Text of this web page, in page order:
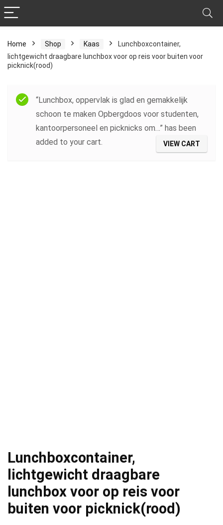
Home Shop Kaas
Lunchboxcontainer,
lichtgewicht draagbare lunchbox voor op reis voor buiten voor
picknick(rood)
“Lunchbox, oppervlak is glad en gemakkelijk
schoon te maken Opbergdoos voor studenten,
kantoorpersoneel en picknicks om…” has been
added to your cart.
VIEW CART
Lunchboxcontainer,
lichtgewicht draagbare
lunchbox voor op reis voor
buiten voor picknick(rood)